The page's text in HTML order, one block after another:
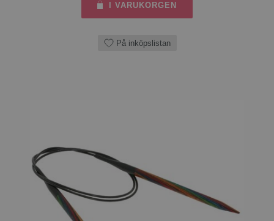
I VARUKORGEN
På inköpslistan